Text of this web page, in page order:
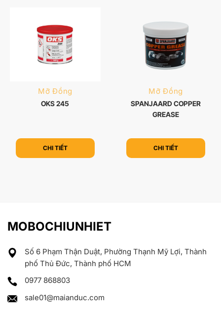
Mỡ Đồng
OKS 245
CHI TIẾT
Mỡ Đồng
SPANJAARD COPPER
GREASE
CHI TIẾT
MOBOCHIUNHIET
Số 6 Phạm Thận Duật, Phường Thạnh Mỹ Lợi, Thành
phố Thủ Đức, Thành phố HCM
0977 868803
sale01@maianduc.com